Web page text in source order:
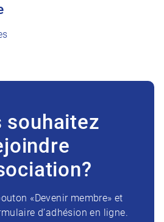
souhaitez
«Devenir membre» et
d’adhésion en ligne.